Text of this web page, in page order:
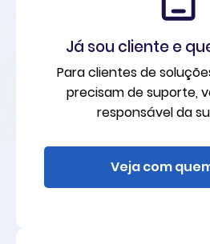
Já sou cliente e
Para clientes de
precisam de suporte,
responsável da
Veja com